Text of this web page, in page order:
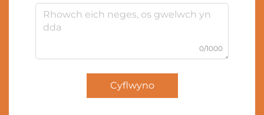
0/1000
Cyflwyno